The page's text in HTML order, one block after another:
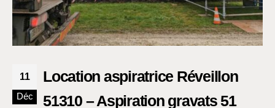
11
Déc
Location aspiratrice Réveillon
51310 – Aspiration gravats 51